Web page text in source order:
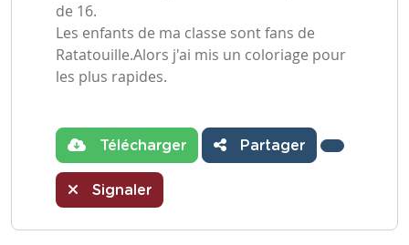
de 16.
Les enfants de ma classe sont fans de
Ratatouille.Alors j'ai mis un coloriage pour
les plus rapides.
Télécharger Partager
Signaler